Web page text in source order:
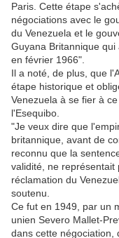
Paris. Cette étape
négociations avec le
du Venezuela et le
Guyana Britannique qui
en février 1966".
Il a noté, de plus, que
étape historique et
Venezuela à se fier à
l'Esequibo.
"Je veux dire que
britannique, avant de
reconnu que la
validité, ne représentait
réclamation du
soutenu.
Ce fut en 1949, par un
unien Severo Mallet-
dans cette négociation,